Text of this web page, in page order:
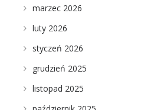
marzec 2026
luty 2026
styczeń 2026
grudzień 2025
listopad 2025